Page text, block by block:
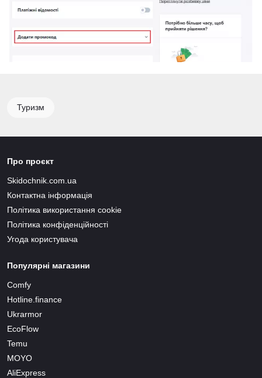
Туризм
Про проєкт
Skidochnik.com.ua
Контактна інформація
Політика використання cookie
Політика конфіденційності
Угода користувача
Популярні магазини
Comfy
Hotline.finance
Ukrarmor
EcoFlow
Temu
MOYO
AliExpress